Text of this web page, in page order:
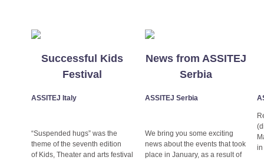
Successful Kids
Festival
ASSITEJ Italy
“Suspended hugs” was the
theme of the seventh edition
of Kids, Theater and arts festival
News from ASSITEJ
Serbia
ASSITEJ Serbia
We bring you some exciting
news about the events that took
place in January, as a result of
in